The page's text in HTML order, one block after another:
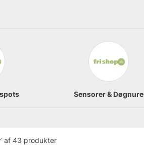
Sensorer & Døgnure
af 43 produkter